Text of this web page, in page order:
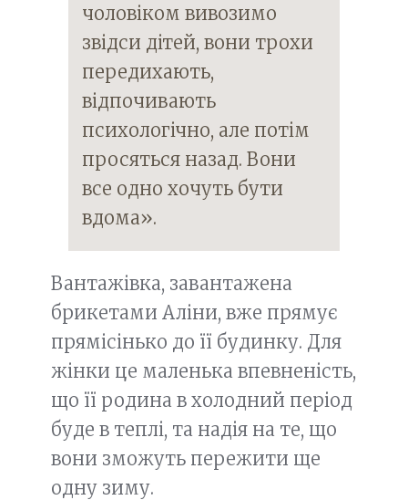
чоловіком вивозимо
звідси дітей, вони трохи
передихають,
відпочивають
психологічно, але потім
просяться назад. Вони
все одно хочуть бути
вдома».
Вантажівка, завантажена
брикетами Аліни, вже прямує
прямісінько до її будинку. Для
жінки це маленька впевненість,
що її родина в холодний період
буде в теплі, та надія на те, що
вони зможуть пережити ще
одну зиму.